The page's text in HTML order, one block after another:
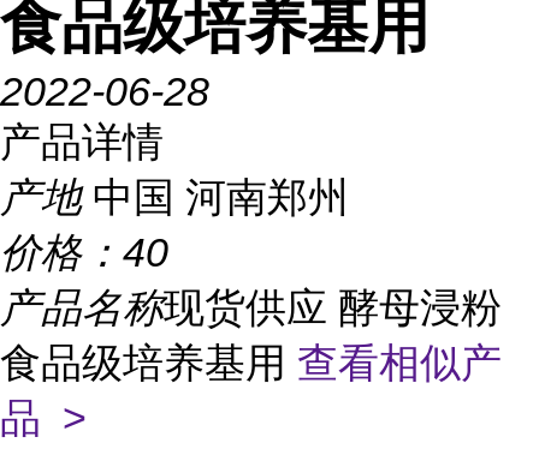
食品级培养基用
2022-06-28
产品详情
产地 中国 河南郑州
价格： 40
产品名称现货供应 酵母浸粉
食品级培养基用 查看相似产
品 >